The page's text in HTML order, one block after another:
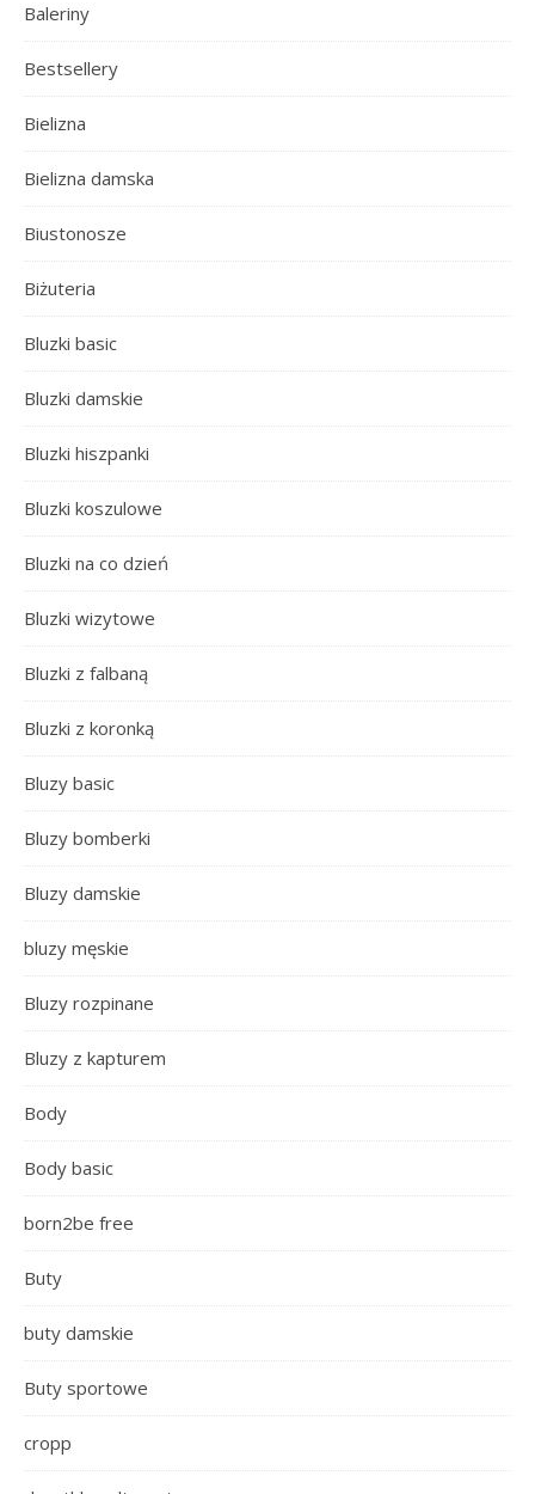
Baleriny
Bestsellery
Bielizna
Bielizna damska
Biustonosze
Biżuteria
Bluzki basic
Bluzki damskie
Bluzki hiszpanki
Bluzki koszulowe
Bluzki na co dzień
Bluzki wizytowe
Bluzki z falbaną
Bluzki z koronką
Bluzy basic
Bluzy bomberki
Bluzy damskie
bluzy męskie
Bluzy rozpinane
Bluzy z kapturem
Body
Body basic
born2be free
Buty
buty damskie
Buty sportowe
cropp